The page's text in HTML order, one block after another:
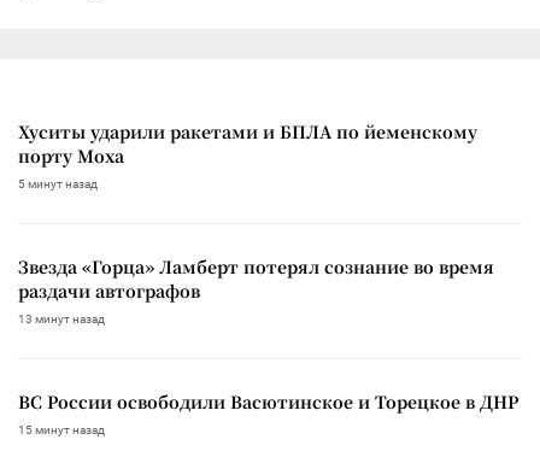
Хуситы ударили ракетами и БПЛА по йеменскому
порту Моха
5 минут назад
Звезда «Горца» Ламберт потерял сознание во время
раздачи автографов
13 минут назад
ВС России освободили Васютинское и Торецкое в ДНР
15 минут назад